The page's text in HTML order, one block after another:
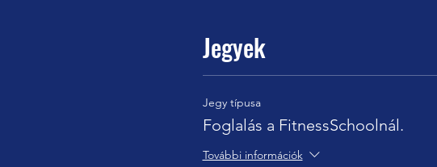
Jegyek
Jegy típusa
Foglalás a FitnessSchoolnál.
További információk